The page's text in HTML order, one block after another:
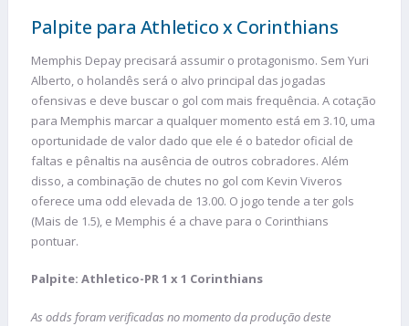
Palpite para Athletico x Corinthians
Memphis Depay precisará assumir o protagonismo. Sem Yuri
Alberto, o holandês será o alvo principal das jogadas
ofensivas e deve buscar o gol com mais frequência. A cotação
para Memphis marcar a qualquer momento está em 3.10, uma
oportunidade de valor dado que ele é o batedor oficial de
faltas e pênaltis na ausência de outros cobradores. Além
disso, a combinação de chutes no gol com Kevin Viveros
oferece uma odd elevada de 13.00. O jogo tende a ter gols
(Mais de 1.5), e Memphis é a chave para o Corinthians
pontuar.
Palpite: Athletico-PR 1 x 1 Corinthians
As odds foram verificadas no momento da produção deste